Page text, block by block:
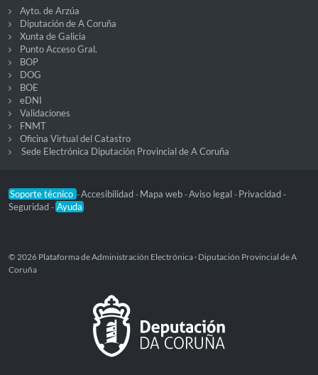
Ayto. de Arzúa
Diputación de A Coruña
Xunta de Galicia
Punto Acceso Gral.
BOP
DOG
BOE
eDNI
Validaciones
FNMT
Oficina Virtual del Catastro
Sede Electrónica Diputación Provincial de A Coruña
Soporte técnico -Accesibilidad - Mapa web -Aviso legal - Privacidad -
Seguridad - Ayuda
© 2026 Plataforma de Administración Electrónica · Diputación Provincial de A
Coruña